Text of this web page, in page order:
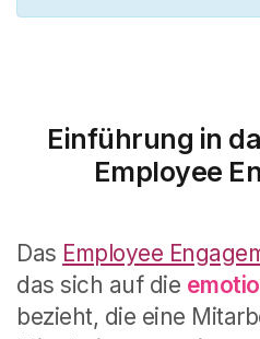
Einführung in
Employee
Das Employee
das sich auf die
bezieht, die eine